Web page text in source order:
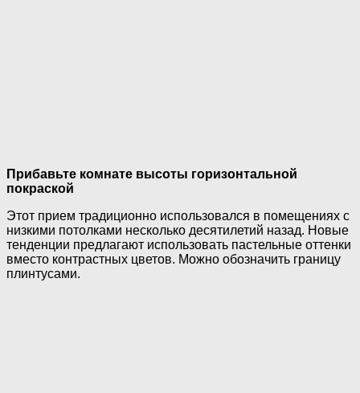
Прибавьте комнате высоты горизонтальной
покраской
Этот прием традиционно использовался в помещениях с
низкими потолками несколько десятилетий назад. Новые
тенденции предлагают использовать пастельные оттенки
вместо контрастных цветов. Можно обозначить границу
плинтусами.